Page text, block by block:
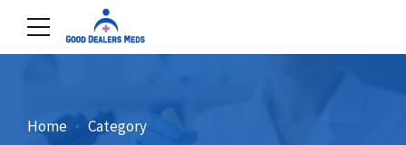
Home Category